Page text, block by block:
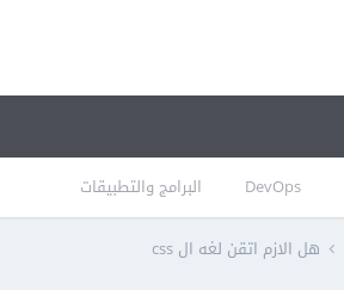
DevOps البرامج والتطبيقات
هل الازم اتقن لغه ال css